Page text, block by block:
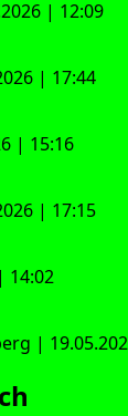
| 12:09
| 17:44
| 15:16
| 17:15
14:02
|